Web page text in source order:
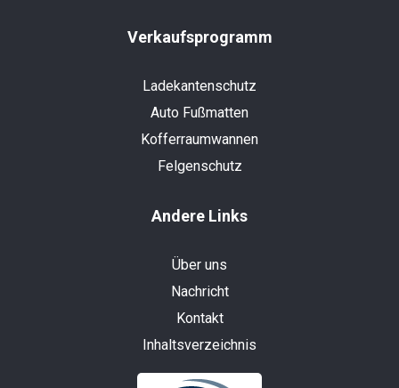
Verkaufsprogramm
Ladekantenschutz
Auto Fußmatten
Kofferraumwannen
Felgenschutz
Andere Links
Über uns
Nachricht
Kontakt
Inhaltsverzeichnis